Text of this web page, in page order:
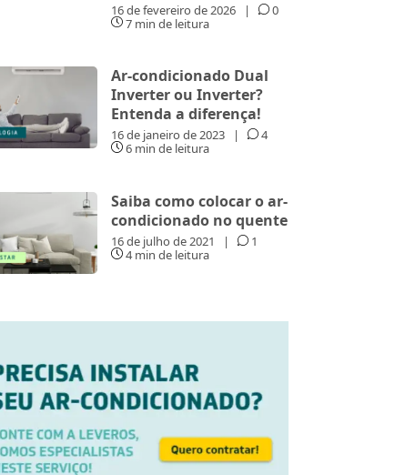
16 de fevereiro de 2026 |
0
7 min de leitura
Ar-condicionado Dual
Inverter ou Inverter?
Entenda a diferença!
16 de janeiro de 2023 |
4
6 min de leitura
Saiba como colocar o ar-
condicionado no quente
16 de julho de 2021 |
1
4 min de leitura